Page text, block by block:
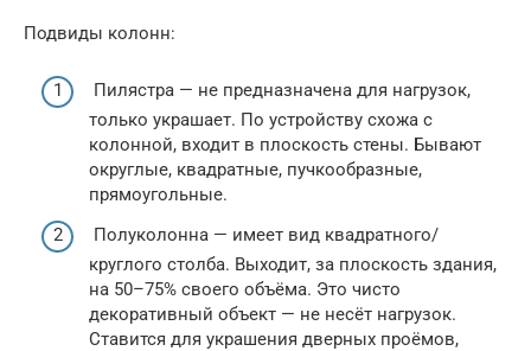
Подвиды колонн:
Пилястра — не предназначена для нагрузок,
только украшает. По устройству схожа с
колонной, входит в плоскость стены. Бывают
округлые, квадратные, пучкообразные,
прямоугольные.
Полуколонна — имеет вид квадратного/
круглого столба. Выходит, за плоскость здания,
на 50–75% своего объёма. Это чисто
декоративный объект — не несёт нагрузок.
Ставится для украшения дверных проёмов,